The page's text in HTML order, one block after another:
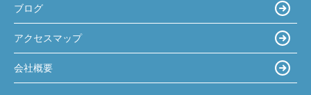
ブログ
アクセスマップ
会社概要